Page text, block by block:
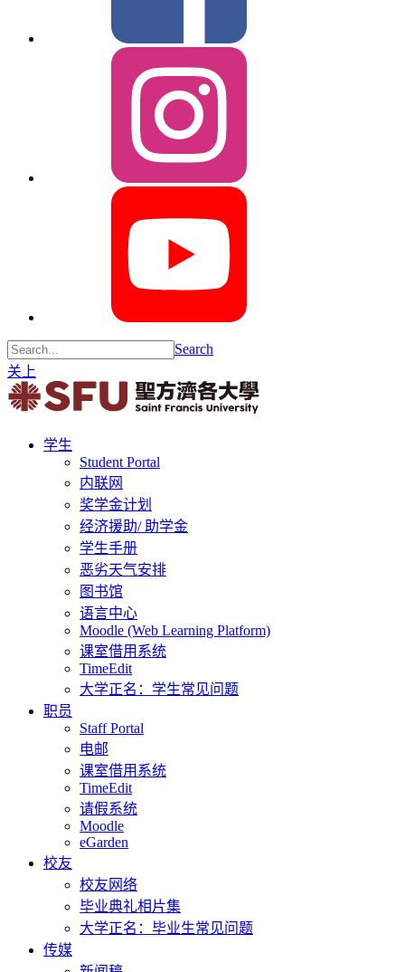
Search
关上
学生
Student Portal
内联网
奖学金计划
经济援助/ 助学金
学生手册
恶劣天气安排
图书馆
语言中心
Moodle (Web Learning Platform)
课室借用系统
TimeEdit
大学正名：学生常见问题
职员
Staff Portal
电邮
课室借用系统
TimeEdit
请假系统
Moodle
eGarden
校友
校友网络
毕业典礼相片集
大学正名：毕业生常见问题
传媒